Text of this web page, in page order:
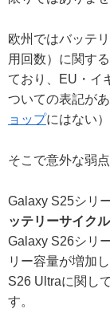
欧州ではバッテ
用回数）に関す
ており、EU・イ
ついての表記が
ョップにはない）
そこで意外な弱
Galaxy S25シリ
ッテリーサイク
Galaxy S26シリ
リー容量が増加
S26 Ultraに関し
す。